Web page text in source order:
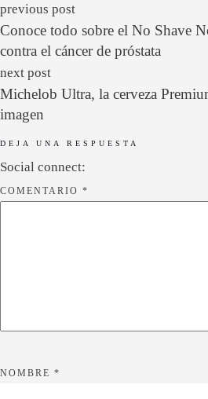
previous post
Conoce todo sobre el No Shave
contra el cáncer de próstata
next post
Michelob Ultra, la cerveza
imagen
DEJA UNA RESPUESTA
Social connect:
COMENTARIO *
NOMBRE *